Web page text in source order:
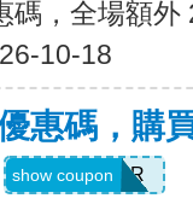
碼，全場額外
10-18
惠碼，購
PALMER
show coupon